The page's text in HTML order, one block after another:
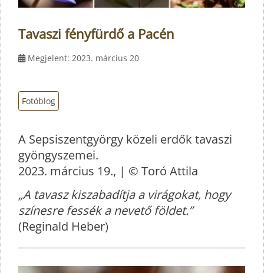
Tavaszi fényfürdő a Pacén
Megjelent: 2023. március 20
Fotóblog
A Sepsiszentgyörgy közeli erdők tavaszi
gyöngyszemei.
2023. március 19., | © Toró Attila
„A tavasz kiszabadítja a virágokat, hogy
színesre fessék a nevető földet.”
(Reginald Heber)